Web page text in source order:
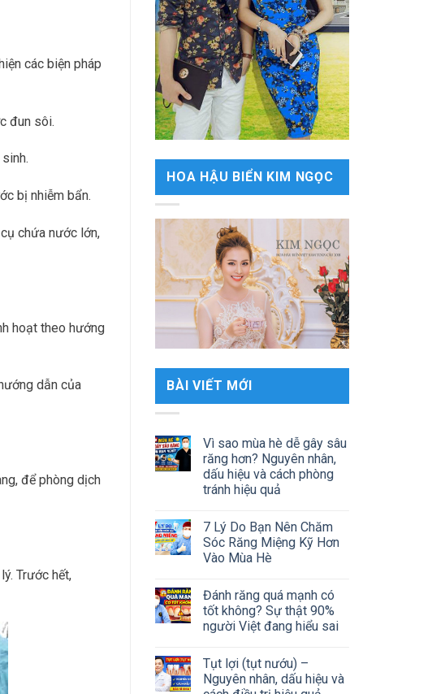
các biện pháp
đun sôi.
bị nhiễm bẩn.
chứa nước lớn,
hoạt theo hướng
dẫn của
để phòng dịch
Trước hết,
HOA HẬU BIỂN KIM NGỌC
BÀI VIẾT MỚI
Vì sao mùa hè dễ gây sâu
răng hơn? Nguyên nhân,
dấu hiệu và cách phòng
tránh hiệu quả
7 Lý Do Bạn Nên Chăm
Sóc Răng Miệng Kỹ Hơn
Vào Mùa Hè
Đánh răng quá mạnh có
tốt không? Sự thật 90%
người Việt đang hiểu sai
Tụt lợi (tụt nướu) –
Nguyên nhân, dấu hiệu và